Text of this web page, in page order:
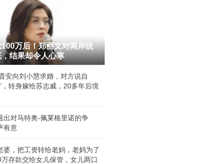
万后！郑丽文对两岸统
结果却令人心寒
安向刘小慧求婚，对方说自
，转身嫁给苏志威，20多年后境
出对马特奥-佩莱格里诺的争
有意
婆，把工资转给老妈，老妈为了
存款交给女儿保管，女儿两口